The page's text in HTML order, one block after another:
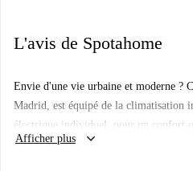
L'avis de Spotahome
Envie d'une vie urbaine et moderne ?
Madrid, est équipé de la climatisation
électrique individuel, pour un confort
comprend une cuisine équipée et
Afficher plus keyboard_arrow_down